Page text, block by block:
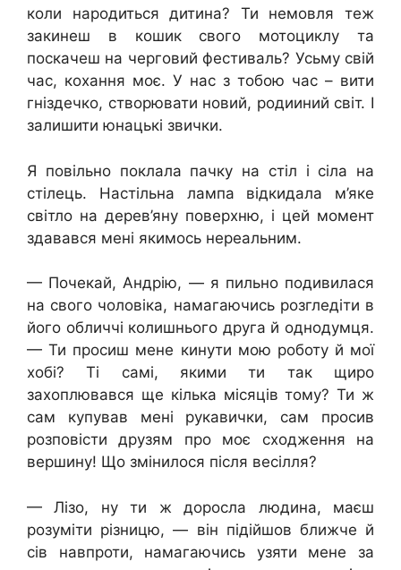
коли народиться дитина? Ти немовля теж
закинеш в кошик свого мотоциклу та
поскачеш на черговий фестиваль? Усьму свій
час, кохання моє. У нас з тобою час – вити
гніздечко, створювати новий, родииний світ. І
залишити юнацькі звички.
Я повільно поклала пачку на стіл і сіла на
стілець. Настільна лампа відкидала м’яке
світло на дерев’яну поверхню, і цей момент
здавався мені якимось нереальним.
— Почекай, Андрію, — я пильно подивилася
на свого чоловіка, намагаючись розгледіти в
його обличчі колишнього друга й однодумця.
— Ти просиш мене кинути мою роботу й мої
хобі? Ті самі, якими ти так щиро
захоплювався ще кілька місяців тому? Ти ж
сам купував мені рукавички, сам просив
розповісти друзям про моє сходження на
вершину! Що змінилося після весілля?
— Лізо, ну ти ж доросла людина, маєш
розуміти різницю, — він підійшов ближче й
сів навпроти, намагаючись узяти мене за